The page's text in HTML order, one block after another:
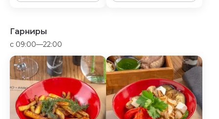
Гарниры
c 09:00—22:00